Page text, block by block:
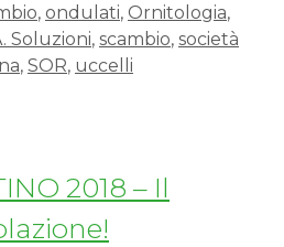
, ondulati, Ornitologia,
Soluzioni, scambio, società
, SOR, uccelli
2018 – Il